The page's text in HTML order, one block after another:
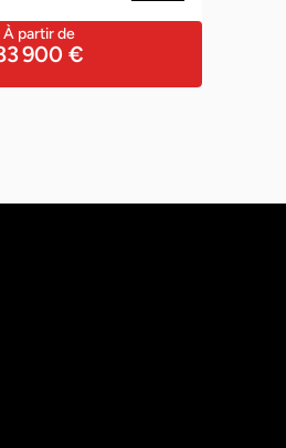
À partir de
900 €